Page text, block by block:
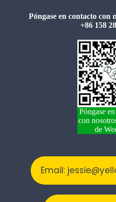
Póngase en contacto
+86 158
Póngase
con
de
Email: